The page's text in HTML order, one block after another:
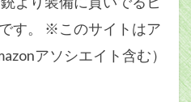
す。 ※このサイトはア
アソシエイト含む）